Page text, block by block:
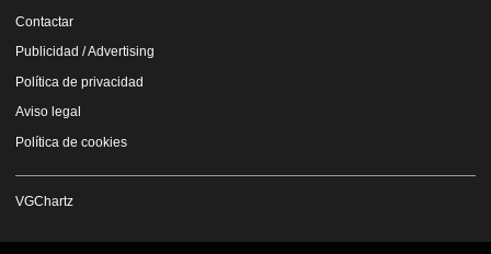
Contactar
Publicidad / Advertising
Política de privacidad
Aviso legal
Política de cookies
VGChartz